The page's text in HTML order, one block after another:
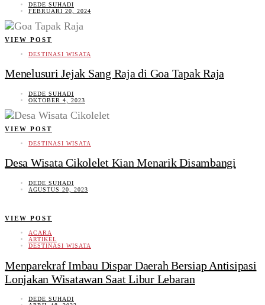
DEDE SUHADI
FEBRUARI 20, 2024
VIEW POST
DESTINASI WISATA
Menelusuri Jejak Sang Raja di Goa Tapak Raja
DEDE SUHADI
OKTOBER 4, 2023
VIEW POST
DESTINASI WISATA
Desa Wisata Cikolelet Kian Menarik Disambangi
DEDE SUHADI
AGUSTUS 20, 2023
VIEW POST
ACARA
ARTIKEL
DESTINASI WISATA
Menparekraf Imbau Dispar Daerah Bersiap Antisipasi
Lonjakan Wisatawan Saat Libur Lebaran
DEDE SUHADI